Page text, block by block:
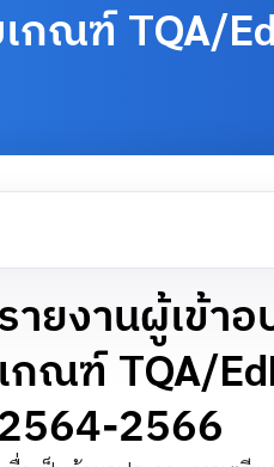
กณฑ์ TQA/
ายงานผู้เข้า
เกณฑ์ TQA/
2564-2566